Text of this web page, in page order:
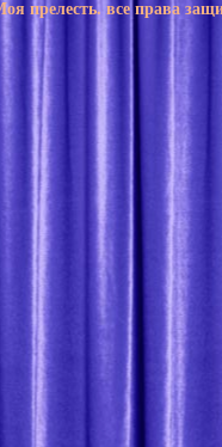
прелесть. все права